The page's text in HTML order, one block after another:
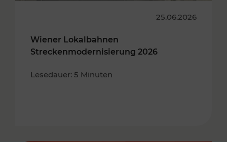
25.06.2026
Wiener Lokalbahnen
Streckenmodernisierung 2026
Lesedauer: 5 Minuten